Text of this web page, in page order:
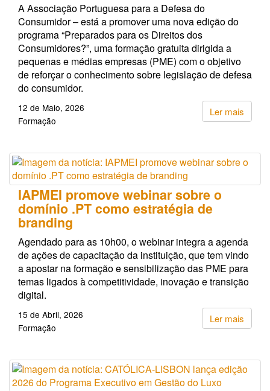
A Associação Portuguesa para a Defesa do
Consumidor – está a promover uma nova edição do
programa “Preparados para os Direitos dos
Consumidores?”, uma formação gratuita dirigida a
pequenas e médias empresas (PME) com o objetivo
de reforçar o conhecimento sobre legislação de defesa
do consumidor.
Ler mais
12 de Maio, 2026
Formação
IAPMEI promove webinar sobre o
domínio .PT como estratégia de
branding
Agendado para as 10h00, o webinar integra a agenda
de ações de capacitação da instituição, que tem vindo
a apostar na formação e sensibilização das PME para
temas ligados à competitividade, inovação e transição
digital.
Ler mais
15 de Abril, 2026
Formação